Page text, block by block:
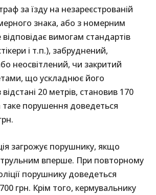
за їзду на незареєстрованій
знака, або з номерним
вимогам стандартів
і т.п.), забруднений,
неосвітлений, чи закритий
що ускладнює його
відстані 20 метрів, становив 170
таке порушення доведеться
загрожує порушнику, якщо
вперше. При повторному
порушнику доведеться
грн. Крім того, кермувальнику